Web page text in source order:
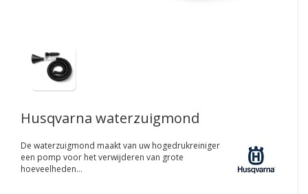
Husqvarna waterzuigmond
De waterzuigmond maakt van uw hogedrukreiniger
een pomp voor het verwijderen van grote
hoeveelheden...